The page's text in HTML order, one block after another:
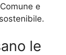
e
le